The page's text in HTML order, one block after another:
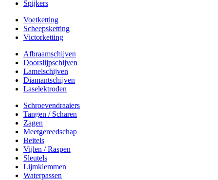
Spijkers
Voetketting
Scheepsketting
Victorketting
Afbraamschijven
Doorslijpschijven
Lamelschijven
Diamantschijven
Laselektroden
Schroevendraaiers
Tangen / Scharen
Zagen
Meetgereedschap
Beitels
Vijlen / Raspen
Sleutels
Lijmklemmen
Waterpassen